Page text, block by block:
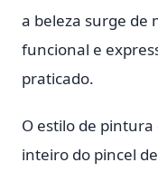
a beleza surge de
funcional e
praticado.
O estilo de pintura
inteiro do pincel